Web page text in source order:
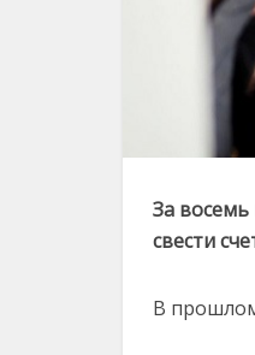
За восемь
свести
В